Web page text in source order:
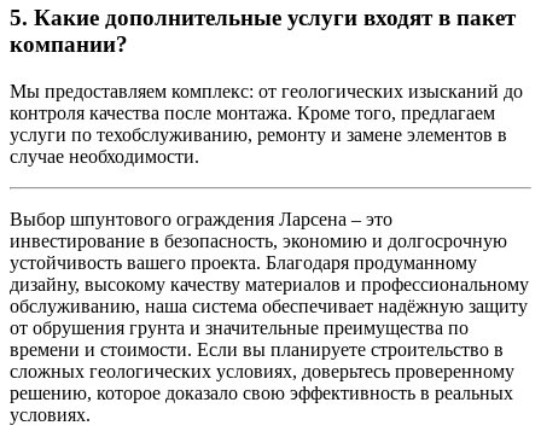
5. Какие дополнительные услуги входят в пакет
компании?
Мы предоставляем комплекс: от геологических изысканий до
контроля качества после монтажа. Кроме того, предлагаем
услуги по техобслуживанию, ремонту и замене элементов в
случае необходимости.
Выбор шпунтового ограждения Ларсена – это
инвестирование в безопасность, экономию и долгосрочную
устойчивость вашего проекта. Благодаря продуманному
дизайну, высокому качеству материалов и профессиональному
обслуживанию, наша система обеспечивает надёжную защиту
от обрушения грунта и значительные преимущества по
времени и стоимости. Если вы планируете строительство в
сложных геологических условиях, доверьтесь проверенному
решению, которое доказало свою эффективность в реальных
условиях.